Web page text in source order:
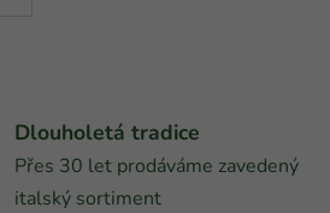
Dlouholetá tradice
Přes 30 let prodáváme zavedený
italský sortiment